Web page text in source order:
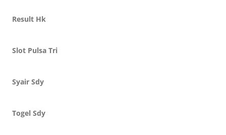
Result Hk
Slot Pulsa Tri
Syair Sdy
Togel Sdy